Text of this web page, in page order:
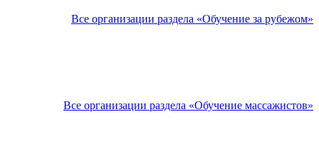
Все организации раздела «Обучение за рубежом»
Все организации раздела «Обучение массажистов»